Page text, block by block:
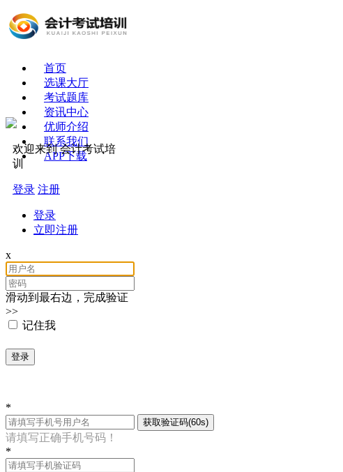
首页
选课大厅
考试题库
资讯中心
优师介绍
联系我们
APP下载
欢迎来到 会计考试培
训
登录 注册
登录
立即注册
x
滑动到最右边，完成验证
>>
记住我
登录
*
获取验证码(60s)
请填写正确手机号码！
*